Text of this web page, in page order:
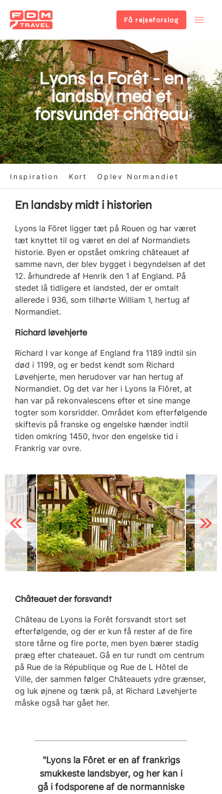
Gå
til
hovedindhold
Få rejseforslag
Lyons la Forêt - en
landsby med et
forsvundet château
Inspiration Kort Oplev Normandiet
En landsby midt i historien
Lyons la Fôret ligger tæt på Rouen og har været
tæt knyttet til og været en del af Normandiets
historie. Byen er opstået omkring châteauet af
samme navn, der blev bygget i begyndelsen af det
12. århundrede af Henrik den 1 af England. På
stedet lå tidligere et landsted, der er omtalt
allerede i 936, som tilhørte William 1, hertug af
Normandiet.
Richard løvehjerte
Richard I var konge af England fra 1189 indtil sin
død i 1199, og er bedst kendt som Richard
Løvehjerte, men herudover var han hertug af
Normandiet. Og det var her i Lyons la Flôret, at
han var på rekonvalescens efter et sine mange
togter som korsridder. Området kom efterfølgende
skiftevis på franske og engelske hænder indtil
tiden omkring 1450, hvor den engelske tid i
Frankrig var ovre.
Previous Next
Châteauet der forsvandt
Château de Lyons la Forêt forsvandt stort set
efterfølgende, og der er kun få rester af de fire
store tårne og fire porte, men byen bærer stadig
præg efter chateauet. Gå en tur rundt om centrum
på Rue de la République og Rue de L Hôtel de
Ville, der sammen følger Châteauets ydre grænser,
og luk øjnene og tænk på, at Richard Løvehjerte
måske også har gået her.
"Lyons la Fôret er en af frankrigs
smukkeste landsbyer, og her kan i
gå i fodsporene af de normanniske